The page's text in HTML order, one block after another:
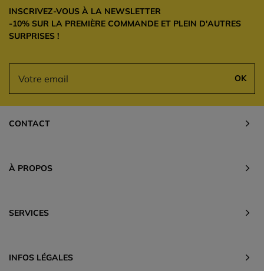
INSCRIVEZ-VOUS À LA NEWSLETTER
-10% SUR LA PREMIÈRE COMMANDE ET PLEIN D'AUTRES
SURPRISES !
OK
CONTACT
À PROPOS
SERVICES
INFOS LÉGALES